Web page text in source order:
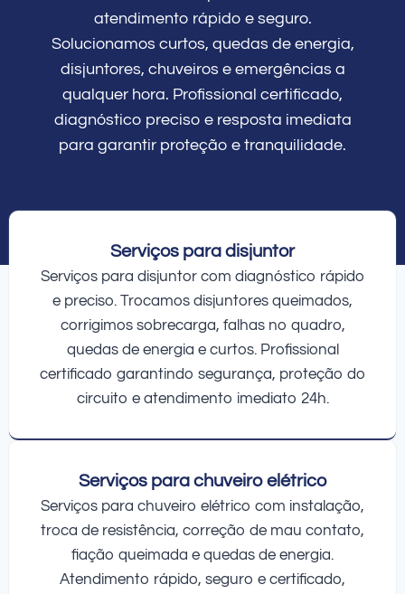
atendimento rápido e seguro.
Solucionamos curtos, quedas de energia,
disjuntores, chuveiros e emergências a
qualquer hora. Profissional certificado,
diagnóstico preciso e resposta imediata
para garantir proteção e tranquilidade.
Serviços para disjuntor
Serviços para disjuntor com diagnóstico rápido
e preciso. Trocamos disjuntores queimados,
corrigimos sobrecarga, falhas no quadro,
quedas de energia e curtos. Profissional
certificado garantindo segurança, proteção do
circuito e atendimento imediato 24h.
Serviços para chuveiro elétrico
Serviços para chuveiro elétrico com instalação,
troca de resistência, correção de mau contato,
fiação queimada e quedas de energia.
Atendimento rápido, seguro e certificado,